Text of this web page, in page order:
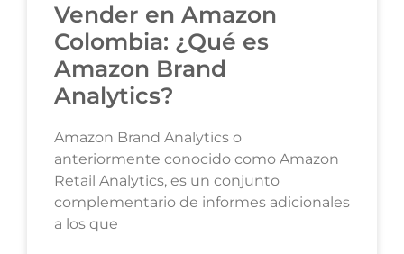
Vender en Amazon
Colombia: ¿Qué es
Amazon Brand
Analytics?
Amazon Brand Analytics o
anteriormente conocido como Amazon
Retail Analytics, es un conjunto
complementario de informes adicionales
a los que